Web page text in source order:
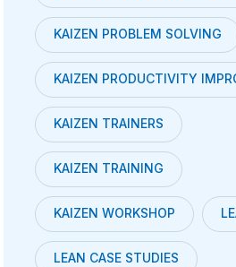
KAIZEN PROBLEM SOLVING
KAIZEN PRODUCTIVITY
KAIZEN TRAINERS
KAIZEN TRAINING
KAIZEN WORKSHOP
LEAN CASE STUDIES